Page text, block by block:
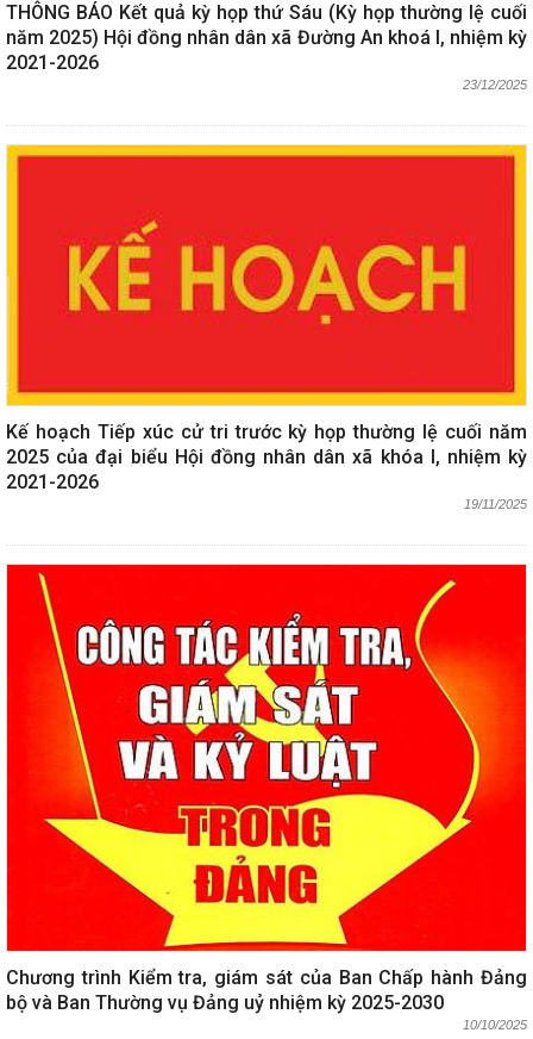
THÔNG BÁO Kết quả kỳ họp thứ Sáu (Kỳ họp thường lệ cuối
năm 2025) Hội đồng nhân dân xã Đường An khoá I, nhiệm kỳ
2021-2026
23/12/2025
Kế hoạch Tiếp xúc cử tri trước kỳ họp thường lệ cuối năm
2025 của đại biểu Hội đồng nhân dân xã khóa I, nhiệm kỳ
2021-2026
19/11/2025
Chương trình Kiểm tra, giám sát của Ban Chấp hành Đảng
bộ và Ban Thường vụ Đảng uỷ nhiệm kỳ 2025-2030
10/10/2025